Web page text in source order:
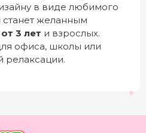
в виде любимого
станет желанным
от 3 лет и взрослых.
офиса, школы или
релаксации.